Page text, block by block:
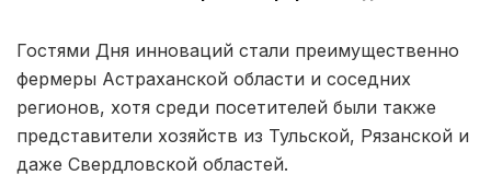
Гостями Дня инноваций стали преимущественно
фермеры Астраханской области и соседних
регионов, хотя среди посетителей были также
представители хозяйств из Тульской, Рязанской и
даже Свердловской областей.